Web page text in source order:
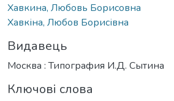
Хавкина, Любовь Борисовна
Хавкіна, Любов Борисівна
Видавець
Москва : Типография И.Д. Сытина
Ключові слова